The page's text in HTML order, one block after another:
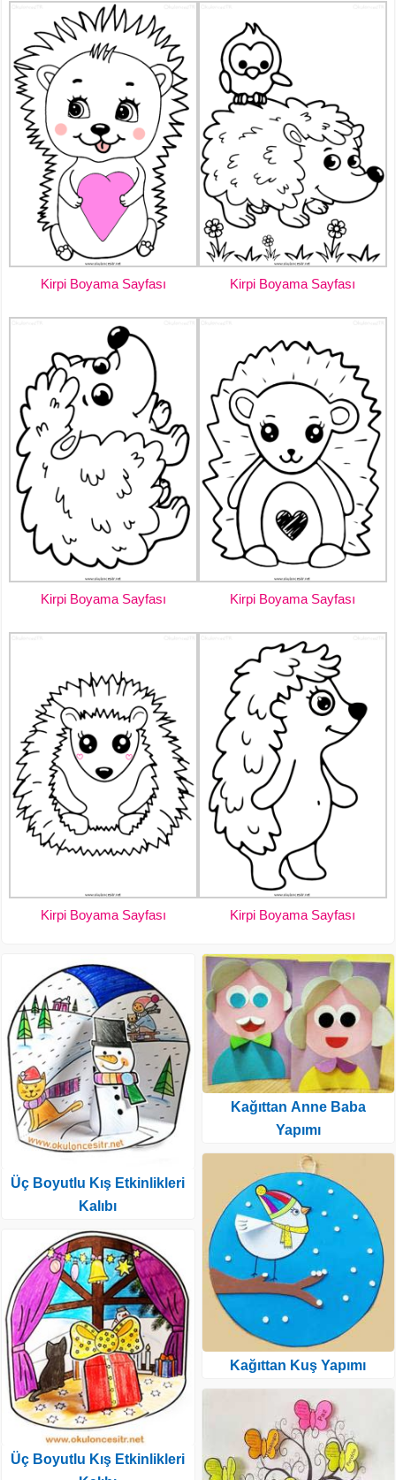
Kirpi Boyama Sayfası Kirpi Boyama Sayfası
Kirpi Boyama Sayfası Kirpi Boyama Sayfası
Kirpi Boyama Sayfası Kirpi Boyama Sayfası
Üç Boyutlu Kış Etkinlikleri
Kalıbı
Üç Boyutlu Kış Etkinlikleri
Kağıttan Anne Baba
Yapımı
Kağıttan Kuş Yapımı